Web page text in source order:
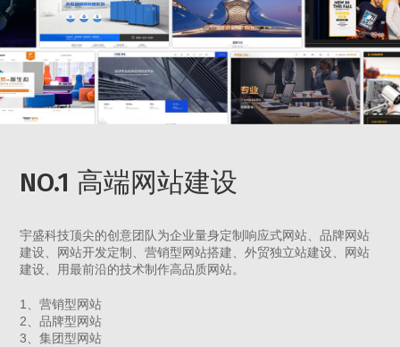
NO.1 高端网站建设
宇盛科技顶尖的创意团队为企业量身定制响应式网站、品牌网站
建设、网站开发定制、营销型网站搭建、外贸独立站建设、网站
建设、用最前沿的技术制作高品质网站。
1、营销型网站
2、品牌型网站
3、集团型网站